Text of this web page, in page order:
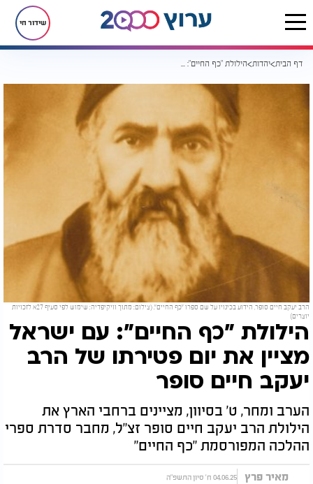
שידור חי
דף הבית יהדות הילולת "כף החיים": עם ישראל מציין את יום פטירתו של הרב יעקב חיים סופר
הרב יעקב חיים סופר, הידוע בכינויו על שם ספרו "כף החיים". (צילום: מתוך וויקיפדיה; שימוש לפי סעיף 27א לזכויות
יוצרים)
הילולת "כף החיים": עם ישראל
מציין את יום פטירתו של הרב
יעקב חיים סופר
הערב ומחר, ט' בסיוון, מציינים ברחבי הארץ את
הילולת הרב יעקב חיים סופר זצ"ל, מחבר סדרת ספרי
ההלכה המפורסמת "כף החיים"
מאיר פרץ 04.06.25 ח' סיון התשפ"ה